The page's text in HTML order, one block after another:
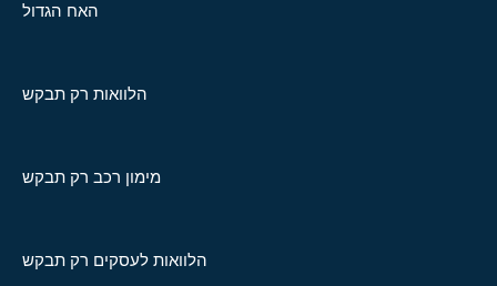
האח הגדול
הלוואות רק תבקש
מימון רכב רק תבקש
הלוואות לעסקים רק תבקש